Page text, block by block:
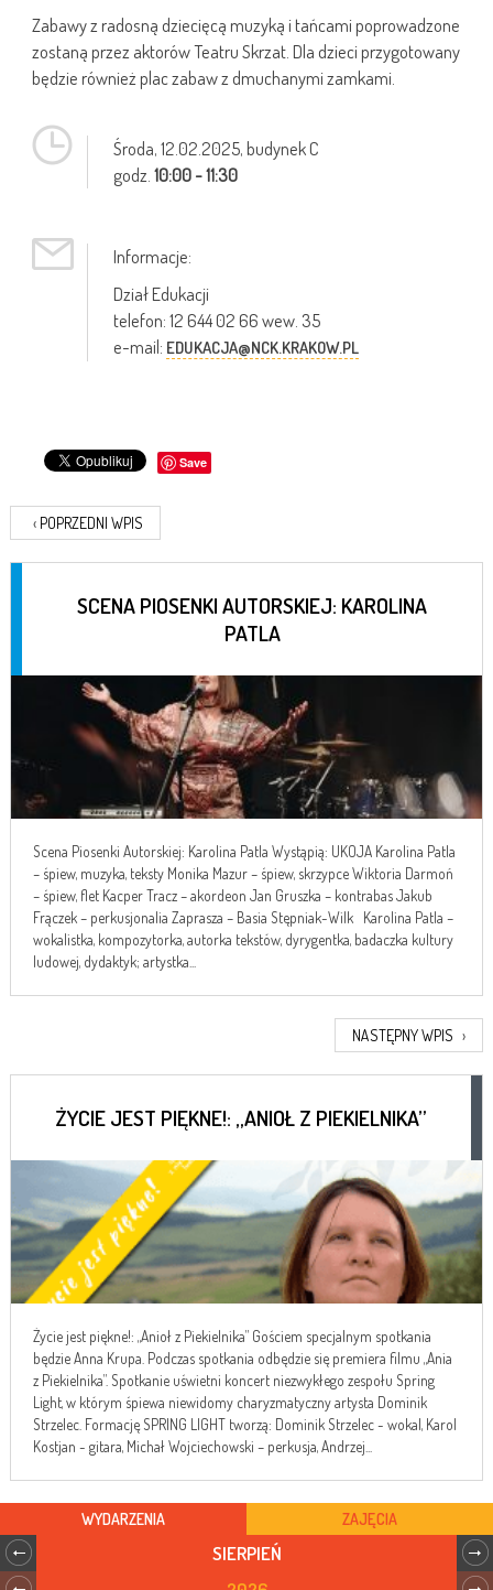
Zabawy z radosną dziecięcą muzyką i tańcami poprowadzone
zostaną przez aktorów Teatru Skrzat. Dla dzieci przygotowany
będzie również plac zabaw z dmuchanymi zamkami.
Środa,12.02.2025, budynek C
godz. 10:00 - 11:30
Informacje:
Dział Edukacji
telefon: 12 644 02 66 wew. 35
e-mail: EDUKACJA@NCK.KRAKOW.PL
Save
‹ POPRZEDNI WPIS
SCENA PIOSENKI AUTORSKIEJ: KAROLINA
PATLA
Scena Piosenki Autorskiej: Karolina Patla Wystąpią: UKOJA Karolina Patla
– śpiew, muzyka, teksty Monika Mazur – śpiew, skrzypce Wiktoria Darmoń
– śpiew, flet Kacper Tracz – akordeon Jan Gruszka – kontrabas Jakub
Frączek – perkusjonalia Zaprasza – Basia Stępniak-Wilk Karolina Patla –
wokalistka, kompozytorka, autorka tekstów, dyrygentka, badaczka kultury
ludowej, dydaktyk; artystka...
NASTĘPNY WPIS ›
ŻYCIE JEST PIĘKNE!: „ANIOŁ Z PIEKIELNIKA”
Życie jest piękne!: „Anioł z Piekielnika” Gościem specjalnym spotkania
będzie Anna Krupa. Podczas spotkania odbędzie się premiera filmu „Ania
z Piekielnika”. Spotkanie uświetni koncert niezwykłego zespołu Spring
Light, w którym śpiewa niewidomy charyzmatyczny artysta Dominik
Strzelec. Formację SPRING LIGHT tworzą: Dominik Strzelec - wokal, Karol
Kostjan - gitara, Michał Wojciechowski – perkusja, Andrzej...
WYDARZENIA ZAJĘCIA
SIERPIEŃ